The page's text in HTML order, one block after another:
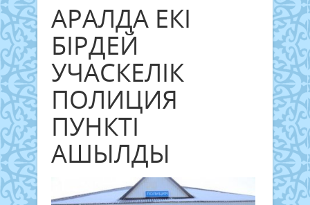
АРАЛДА ЕКІ
БІРДЕЙ
УЧАСКЕЛІК
ПОЛИЦИЯ
ПУНКТІ
АШЫЛДЫ